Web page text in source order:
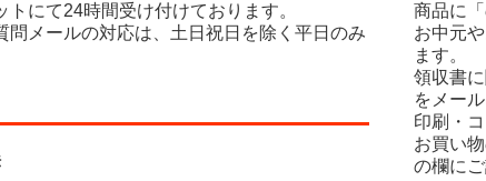
トにて24時間受け付けております。
問メールの対応は、土日祝日を除く平日のみ
商品に
お中元
ます。
領収書
をメー
印刷・
お買い
の欄にご